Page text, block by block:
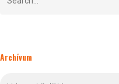
Archívum